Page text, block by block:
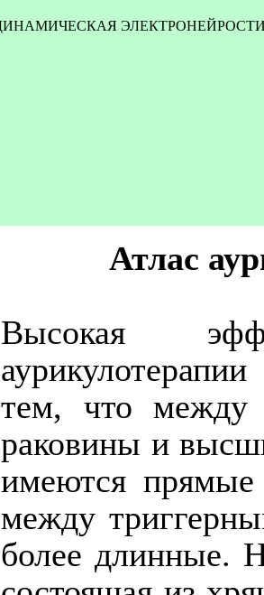
Атлас
Высокая
тем, что между
раковины и
имеются прямые
между
более длинные.